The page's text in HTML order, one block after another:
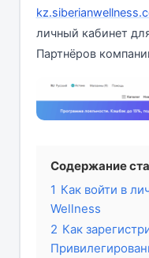
личный кабинет
Партнёров
Содержание
1 Как войти в
Wellness
2 Как